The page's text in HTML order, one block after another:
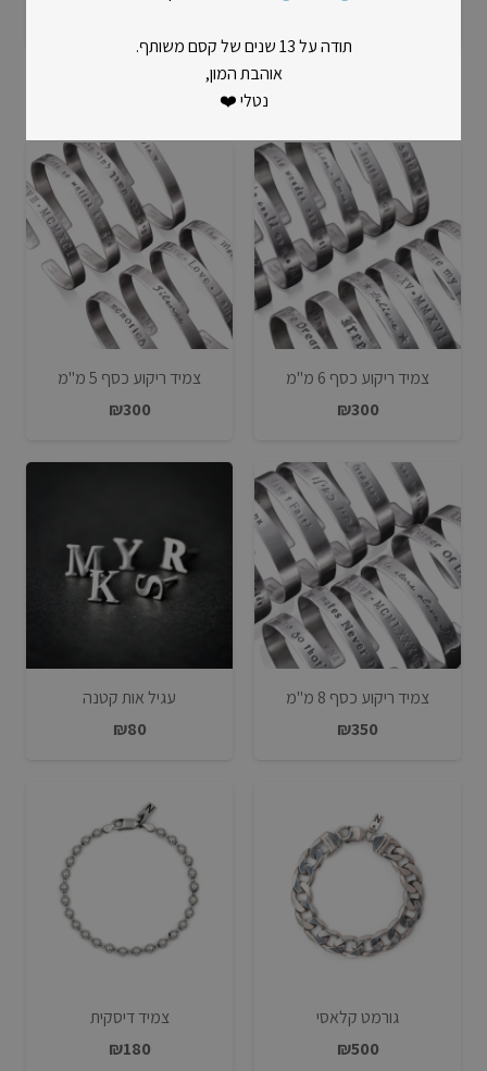
צמיד ריקוע כסף 6 מ"מ
₪300
צמיד ריקוע כסף 5 מ"מ
₪300
צמיד ריקוע כסף 8 מ"מ
₪350
עגיל אות קטנה
₪80
גורמט קלאסי
₪500
צמיד דיסקית
₪180
תודה על 13 שנים של קסם משותף.
אוהבת המון,
נטלי ❤️